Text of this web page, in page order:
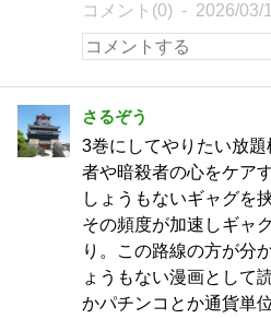
コメント(0) 2026/03/
さるぞう
3巻にしてやりたい放
者や暗殺者の心をケア
しょうもないギャグを
その頻度が加速しギャ
り。この路線の方が分
ょうもない漫画として
かパチンコとか通貨単